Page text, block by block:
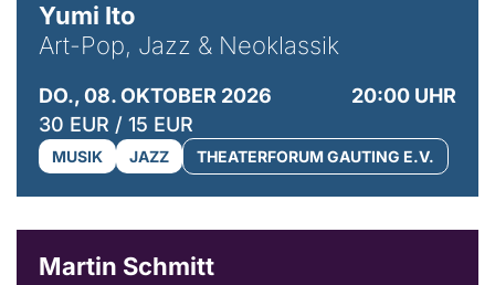
Yumi Ito
Art-Pop, Jazz & Neoklassik
DO., 08. OKTOBER 2026
20:00 UHR
30 EUR / 15 EUR
MUSIK JAZZ THEATERFORUM GAUTING E.V.
Martin Schmitt